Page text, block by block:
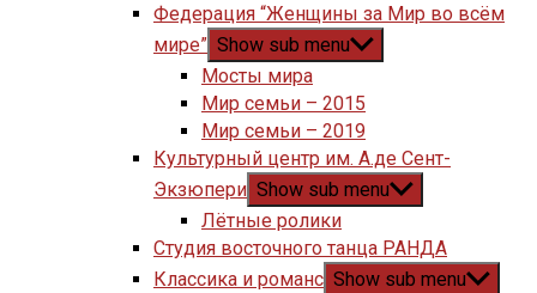
Федерация “Женщины за Мир во всём
мире” Show sub menu
Мосты мира
Мир семьи – 2015
Мир семьи – 2019
Культурный центр им. А.де Сент-
Экзюпери Show sub menu
Лётные ролики
Студия восточного танца РАНДА
Классика и романс Show sub menu